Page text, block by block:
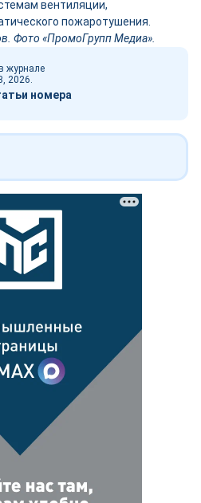
вентиляции,
пожаротушения.
Фото «ПромоГрупп Медиа».
журнале
2026.
номера